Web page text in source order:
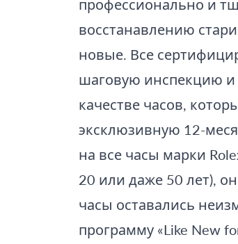
профессионально и
восстанавлению
новые. Все
шаговую инспекцию и
качестве часов,
эксклюзивную 12-
на все часы марки
20 или даже 50 лет),
часы оставались
программу «Like New